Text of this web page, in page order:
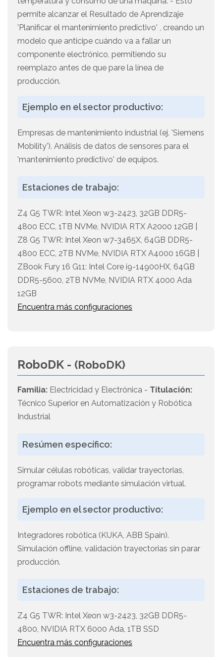
permite alcanzar el Resultado de Aprendizaje
'Planificar el mantenimiento predictivo' , creando un
modelo que anticipe cuándo va a fallar un
componente electrónico, permitiendo su
reemplazo antes de que pare la línea de
producción.
Ejemplo en el sector productivo:
Empresas de mantenimiento industrial (ej. 'Siemens
Mobility'). Análisis de datos de sensores para el
'mantenimiento predictivo' de equipos.
Estaciones de trabajo:
Z4 G5 TWR: Intel Xeon w3-2423, 32GB DDR5-
4800 ECC, 1TB NVMe, NVIDIA RTX A2000 12GB |
Z8 G5 TWR: Intel Xeon w7-3465X, 64GB DDR5-
4800 ECC, 2TB NVMe, NVIDIA RTX A4000 16GB |
ZBook Fury 16 G11: Intel Core i9-14900HX, 64GB
DDR5-5600, 2TB NVMe, NVIDIA RTX 4000 Ada
12GB
Encuentra más configuraciones
RoboDK - (RoboDK)
Familia: Electricidad y Electrónica - Titulación:
Técnico Superior en Automatización y Robótica
Industrial
Resúmen específico:
Simular células robóticas, validar trayectorias,
programar robots mediante simulación virtual.
Ejemplo en el sector productivo:
Integradores robótica (KUKA, ABB Spain).
Simulación offline, validación trayectorias sin parar
producción.
Estaciones de trabajo:
Z4 G5 TWR: Intel Xeon w3-2423, 32GB DDR5-
4800, NVIDIA RTX 6000 Ada, 1TB SSD
Encuentra más configuraciones